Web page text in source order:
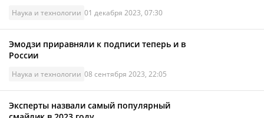
Наука и технологии 01 декабря 2023, 07:30
Эмодзи приравняли к подписи теперь и в
России
Наука и технологии 08 сентября 2023, 22:05
Эксперты назвали самый популярный